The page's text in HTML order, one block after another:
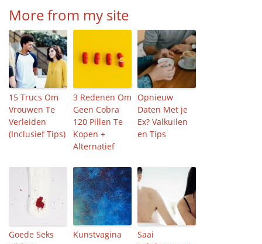
More from my site
15 Trucs Om
Vrouwen Te
Verleiden
(Inclusief Tips)
3 Redenen Om
Geen Cobra
120 Pillen Te
Kopen +
Alternatief
Opnieuw
Daten Met je
Ex? Valkuilen
en Tips
Goede Seks
Kunstvagina
Saai